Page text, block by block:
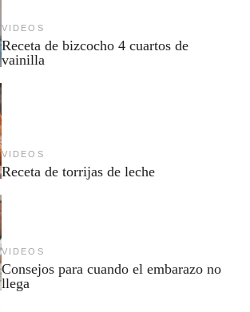
VIDEOS
Receta de bizcocho 4 cuartos de
vainilla
VIDEOS
Receta de torrijas de leche
VIDEOS
Consejos para cuando el embarazo no
llega